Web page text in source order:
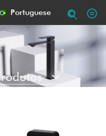
Portuguese